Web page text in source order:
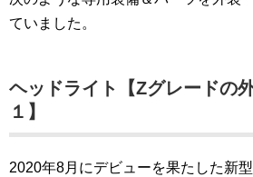
ていました。
ヘッドライト【Zグレードの
１】
2020年8月にデビューを果たした新